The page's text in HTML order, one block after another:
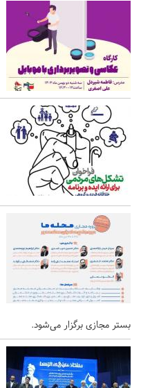
بستر مجازی برگزار می‌شود.